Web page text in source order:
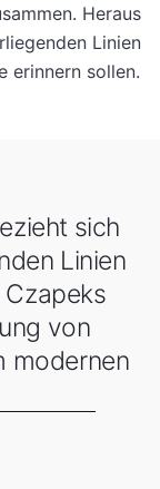
Heraus
Linien
erinnern sollen.
sich
Linien
von
modernen